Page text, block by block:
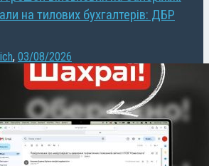
на тилових бухгалтерів: ДБР
, 03/08/2026